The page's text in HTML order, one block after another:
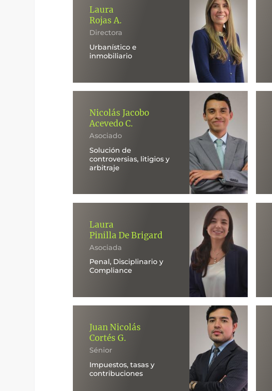
Laura
Rojas A.
Directora
Urbanístico e
inmobiliario
Nicolás Jacobo
Acevedo C.
Asociado
Solución de
controversias, litigios y
arbitraje
Laura
Pinilla De Brigard
Asociada
Penal, Disciplinario y
Compliance
Juan Nicolás
Cortés G.
Sénior
Impuestos, tasas y
contribuciones